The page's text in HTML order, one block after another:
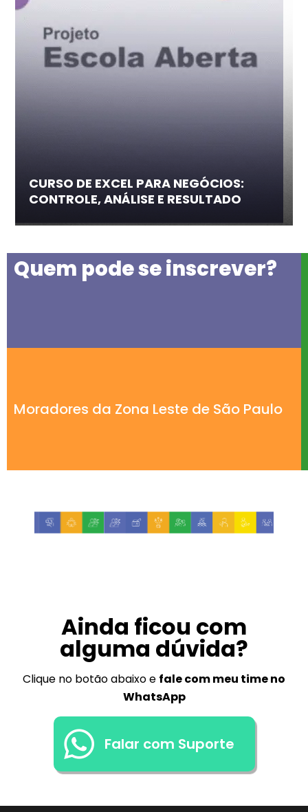
CURSO DE EXCEL PARA NEGÓCIOS:
CONTROLE, ANÁLISE E RESULTADO
Quem pode se inscrever?
Moradores da Zona Leste de São Paulo
Ainda ficou com
alguma dúvida?
Clique no botão abaixo e fale com meu time no
WhatsApp
Falar com Suporte